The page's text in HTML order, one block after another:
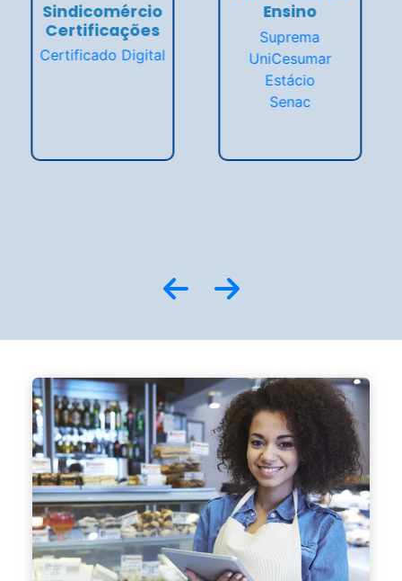
Soluções
SYM Code
Accede Seguros
Renovável
Sindicomércio
Saúde
Unimed
Atendimento em
Psicanálise Clínica
AcessaMed+Empresas